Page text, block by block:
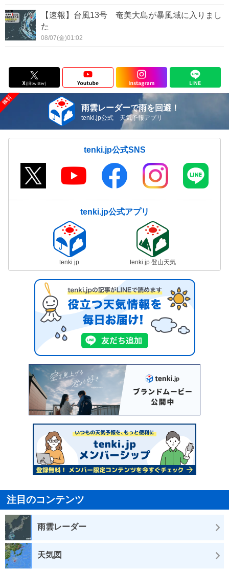
【速報】台風13号 奄美大島が暴風域に入りまし
た
08/07(金)01:02
雨雲レーダーで雨を回避！
tenki.jp公式 天気予報アプリ
tenki.jp公式SNS
tenki.jp公式アプリ
tenki.jp tenki.jp 登山天気
注目のコンテンツ
雨雲レーダー
天気図